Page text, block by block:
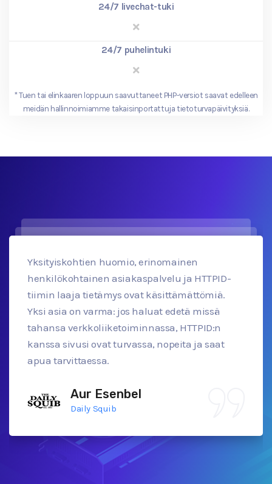
24/7 livechat-tuki
24/7 puhelintuki
*Tuen tai elinkaaren loppuun saavuttaneet PHP-versiot saavat edelleen
meidän hallinnoimiamme takaisinportattuja tietoturvapäivityksiä.
Yksityiskohtien huomio, erinomainen
henkilökohtainen asiakaspalvelu ja HTTPID-
tiimin laaja tietämys ovat käsittämättömiä.
Yksi asia on varma: jos haluat edetä missä
tahansa verkkoliiketoiminnassa, HTTPID:n
kanssa sivusi ovat turvassa, nopeita ja saat
apua tarvittaessa.
Aur Esenbel
Daily Squib